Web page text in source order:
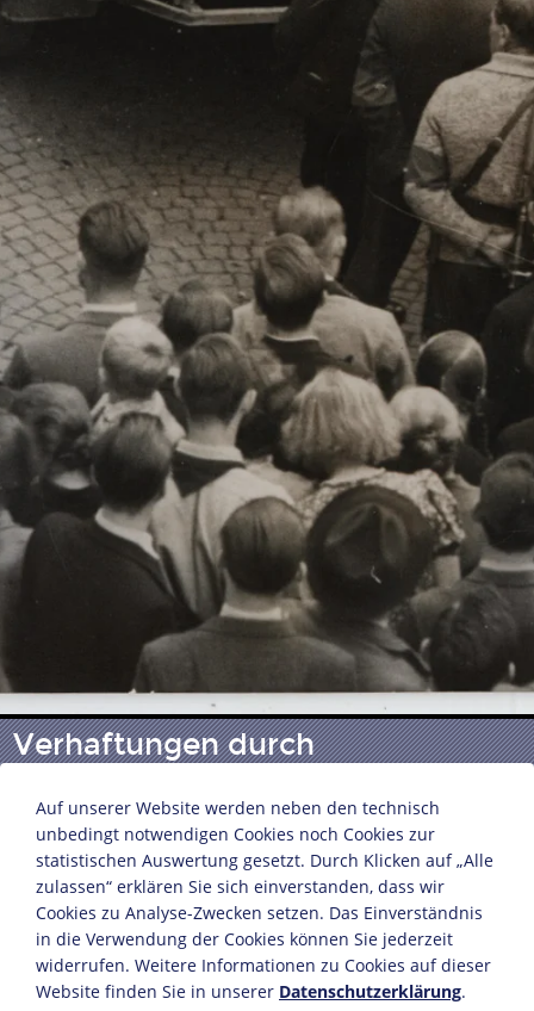
Verhaftungen durch
Scherl Bilderdienst Berlin
Aš/Asch, 24. September 1938
13,2 x 18 cm
Bildnachweis: Deutsches Historisches Museum,
Berlin
Auf unserer Website werden neben den technisch
unbedingt notwendigen Cookies noch Cookies zur
statistischen Auswertung gesetzt. Durch Klicken auf „Alle
zulassen“ erklären Sie sich einverstanden, dass wir
Cookies zu Analyse-Zwecken setzen. Das Einverständnis
in die Verwendung der Cookies können Sie jederzeit
widerrufen. Weitere Informationen zu Cookies auf dieser
Website finden Sie in unserer Datenschutzerklärung.